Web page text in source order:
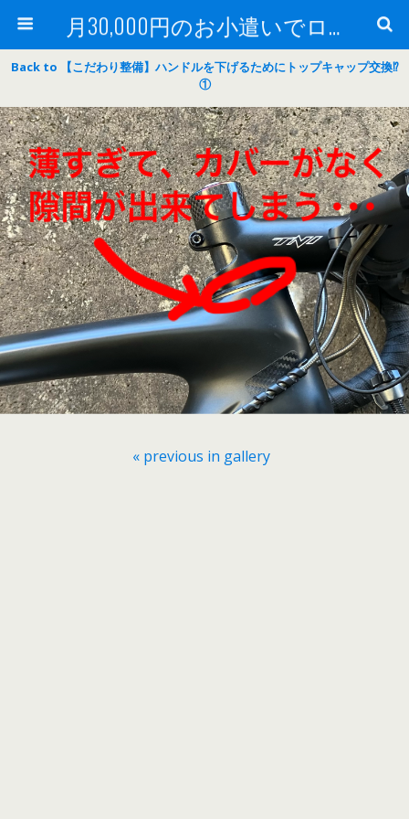
月30,000円のお小遣いでロードバイク
Back to 【こだわり整備】ハンドルを下げるためにトップキャップ交換⁉
①
« previous in gallery